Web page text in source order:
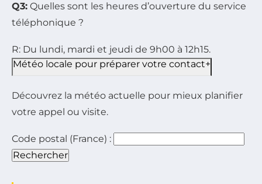
Q3: Quelles sont les heures d’ouverture du service
téléphonique ?
R: Du lundi, mardi et jeudi de 9h00 à 12h15.
Météo locale pour préparer votre contact+
Découvrez la météo actuelle pour mieux planifier
votre appel ou visite.
Code postal (France) :
Rechercher